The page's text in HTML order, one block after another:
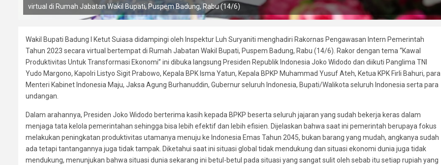
virtual di Rumah Jabatan Wakil Bupati, Puspem Badung, Rabu (14/6)
Wakil Bupati Badung I Ketut Suiasa didampingi oleh Inspektur Luh Suryaniti menghadiri Rakornas Pengawasan Intern Pemerintah
Tahun 2023 secara virtual bertempat di Rumah Jabatan Wakil Bupati, Puspem Badung, Rabu (14/6). Rakor dengan tema “Kawal
Produktivitas Untuk Transformasi Ekonomi” ini dibuka langsung Presiden Republik Indonesia Joko Widodo dan diikuti Panglima TNI
Yudo Margono, Kapolri Listyo Sigit Prabowo, Kepala BPK Isma Yatun, Kepala BPKP Muhammad Yusuf Ateh, Ketua KPK Firli Bahuri, para
Menteri Kabinet Indonesia Maju, Jaksa Agung Burhanuddin, Gubernur seluruh Indonesia, Bupati/Walikota seluruh Indonesia serta para
undangan.
Dalam arahannya, Presiden Joko Widodo berterima kasih kepada BPKP beserta seluruh jajaran yang sudah bekerja keras dalam
menjaga tata kelola pemerintahan sehingga bisa lebih efektif dan lebih efisien. Dijelaskan bahwa saat ini pemerintah berupaya fokus
melakukan peningkatan produktivitas utamanya menuju ke Indonesia Emas Tahun 2045, bukan barang yang mudah, angkanya sudah
ada tetapi tantangannya juga tidak tampak. Diketahui saat ini situasi global tidak mendukung dan situasi ekonomi dunia juga tidak
mendukung, menunjukan bahwa situasi dunia sekarang ini betul-betul pada situasi yang sangat sulit oleh sebab itu setiap rupiah yang